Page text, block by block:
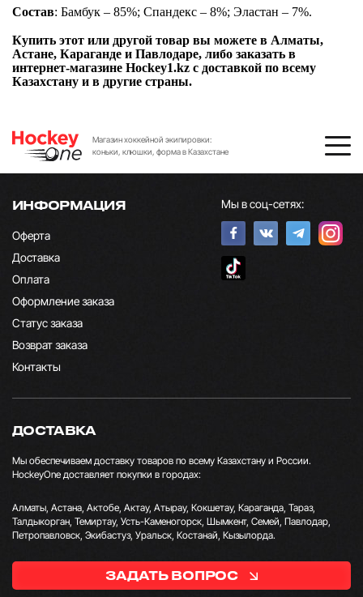
Состав: Бамбук – 85%; Спандекс – 8%; Эластан – 7%.
Купить этот или другой товар вы можете в Алматы,
Астане, Караганде и Павлодаре, либо заказать в
интернет-магазине Hockey1.kz с доставкой по всему
Казахстану и в другие страны.
Магазин хоккейной экипировки:
коньки, клюшки, форма в Казахстане
ИНФОРМАЦИЯ
Оферта
Доставка
Оплата
Оформление заказа
Статус заказа
Возврат заказа
Контакты
Мы в соц-сетях:
ДОСТАВКА
Мы обеспечиваем доставку товаров по всему Казахстану и России.
HockeyOne доставляет покупки в городах:
Алматы, Астана, Актобе, Актау, Атырау, Кокшетау, Караганда, Тараз,
Талдыкорган, Темиртау, Усть-Каменогорск, Шымкент, Семей, Павлодар,
Петропавловск, Экибастуз, Уральск, Костанай, Кызылорда.
ЗАДАТЬ ВОПРОС